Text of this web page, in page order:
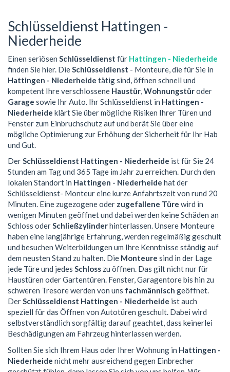
Schlüsseldienst Hattingen -
Niederheide
Einen seriösen Schlüsseldienst für Hattingen - Niederheide
finden Sie hier. DieSchlüsseldienst - Monteure, die für Sie in
Hattingen - Niederheide tätig sind, öffnen schnell und
kompetent Ihre verschlossene Haustür,Wohnungstüroder
Garage sowie Ihr Auto. Ihr Schlüsseldienst in Hattingen -
Niederheide klärt Sie über mögliche Risiken Ihrer Türen und
Fenster zum Einbruchschutz auf und berät Sie über eine
mögliche Optimierung zur Erhöhung der Sicherheit für Ihr Hab
und Gut.
DerSchlüsseldienst Hattingen - Niederheide ist für Sie 24
Stunden am Tag und 365 Tage im Jahr zu erreichen. Durch den
lokalen Standort in Hattingen - Niederheide hat der
Schlüsseldienst- Monteur eine kurze Anfahrtszeit von rund 20
Minuten. Eine zugezogene oder zugefallene Türe wird in
wenigen Minuten geöffnet und dabei werden keine Schäden an
Schloss oderSchließzylinderhinterlassen. Unsere Monteure
haben eine langjährige Erfahrung, werden regelmäßig geschult
und besuchen Weiterbildungen um Ihre Kenntnisse ständig auf
dem neusten Stand zu halten. Die Monteure sind in der Lage
jede Türe und jedes Schloss zu öffnen. Das gilt nicht nur für
Haustüren oder Gartentüren. Fenster, Garagentore bis hin zu
schweren Tresore werden von uns fachmännisch geöffnet.
DerSchlüsseldienst Hattingen - Niederheide ist auch
speziell für das Öffnen von Autotüren geschult. Dabei wird
selbstverständlich sorgfältig darauf geachtet, dass keinerlei
Beschädigungen am Fahrzeug hinterlassen werden.
Sollten Sie sich Ihrem Haus oder Ihrer Wohnung in Hattingen -
Niederheide nicht mehr ausreichend gegen Einbrecher